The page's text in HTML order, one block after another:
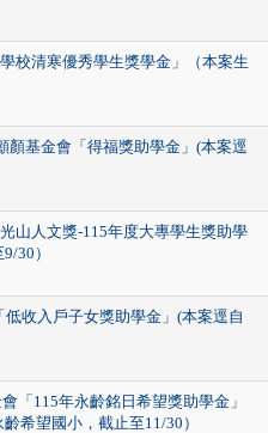
校清寒優秀學生獎學金」（本案生
顏基金會「得福獎助學金」(本案逕
山人文獎-115年度大專學生獎助學
30）
收入戶子女獎助學金」(本案逕自
「115年永齡銘日希望獎助學金」
希望國小，截止至11/30）